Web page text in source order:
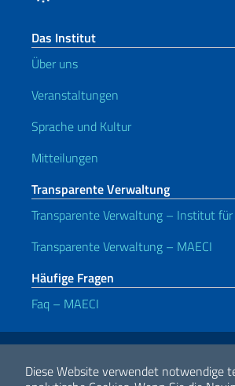
Diese Website verwendet notwendige
Das Institut
Über uns
Veranstaltungen
Sprache und Kultur
Mitteilungen
Transparente Verwaltung
Transparente Verwaltung – Institut
Transparente Verwaltung – MAECI
Häufige Fragen
Faq – MAECI
Nützliche Links